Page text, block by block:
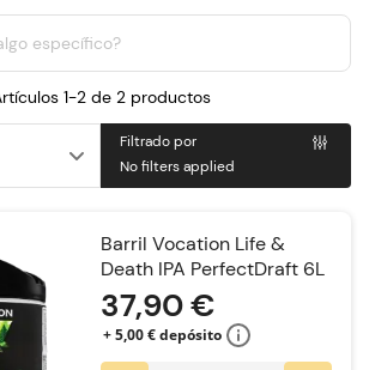
1-2 de 2productos
Filtrado por
No filters applied
Barril Vocation Life &
Death IPA PerfectDraft 6L
37,90 €
+ 5,00 € depósito